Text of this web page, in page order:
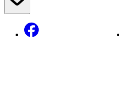
Facebook